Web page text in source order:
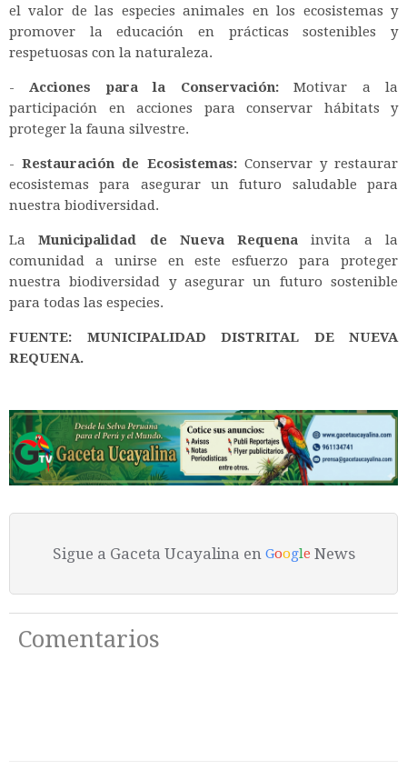
el valor de las especies animales en los ecosistemas y
promover la educación en prácticas sostenibles y
respetuosas con la naturaleza.
-Acciones para la Conservación:Motivar a la
participación en acciones para conservar hábitats y
proteger la fauna silvestre.
-Restauración de Ecosistemas:Conservar y restaurar
ecosistemas para asegurar un futuro saludable para
nuestra biodiversidad.
LaMunicipalidad de Nueva Requena invita a la
comunidad a unirse en este esfuerzo para proteger
nuestra biodiversidad y asegurar un futuro sostenible
para todas las especies.
FUENTE: MUNICIPALIDAD DISTRITAL DE
NUEVA
REQUENA.
Sigue a Gaceta Ucayalina en Google News
Comentarios